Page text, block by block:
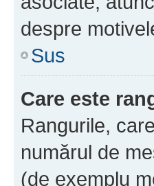
despre
Sus
Care este
Rangurile,
numărul de
(de exemplu